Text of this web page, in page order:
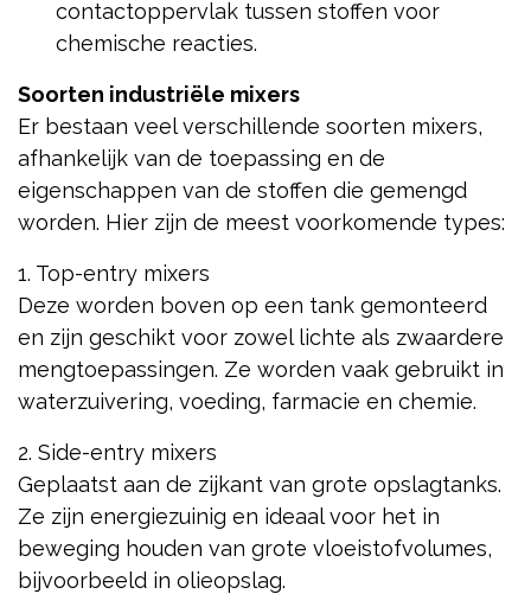
contactoppervlak tussen stoffen voor
chemische reacties.
Soorten industriële mixers
Er bestaan veel verschillende soorten mixers,
afhankelijk van de toepassing en de
eigenschappen van de stoffen die gemengd
worden. Hier zijn de meest voorkomende types:
1. Top-entry mixers
Deze worden boven op een tank gemonteerd
en zijn geschikt voor zowel lichte als zwaardere
mengtoepassingen. Ze worden vaak gebruikt in
waterzuivering, voeding, farmacie en chemie.
2. Side-entry mixers
Geplaatst aan de zijkant van grote opslagtanks.
Ze zijn energiezuinig en ideaal voor het in
beweging houden van grote vloeistofvolumes,
bijvoorbeeld in olieopslag.